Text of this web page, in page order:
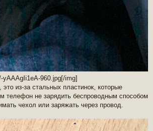
yAAAgIi1eA-960.jpg[/img]
из-за стальных пластинок, которые
телефон не зарядить беспроводным способом
чехол или заряжать через провод.